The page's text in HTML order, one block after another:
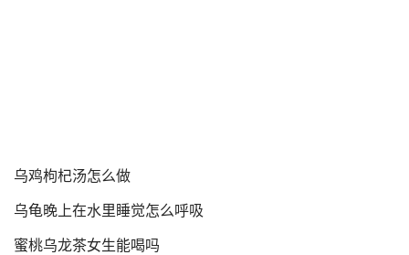
乌鸡枸杞汤怎么做
乌龟晚上在水里睡觉怎么呼吸
蜜桃乌龙茶女生能喝吗